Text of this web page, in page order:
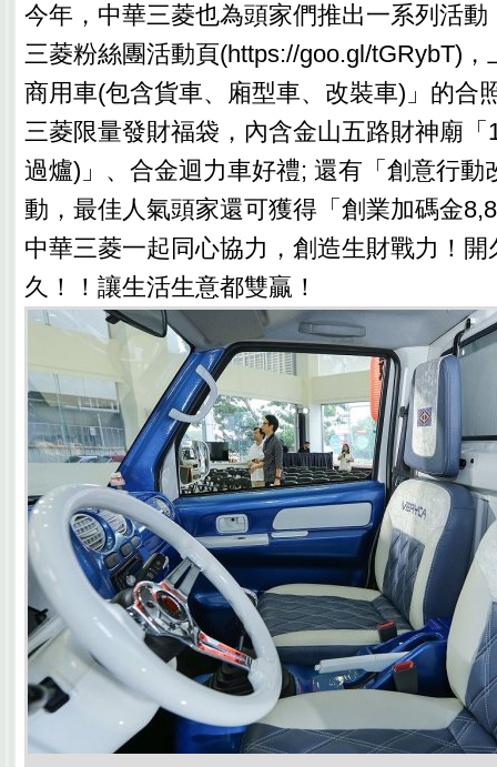
今年，中華三菱也為頭家們推出一系列活
三菱粉絲團活動頁(https://goo.gl/tGRybT)
商用車(包含貨車、廂型車、改裝車)」的合
三菱限量發財福袋，內含金山五路財神廟「
過爐)」、合金迴力車好禮; 還有「創意行動
動，最佳人氣頭家還可獲得「創業加碼金
中華三菱一起同心協力，創造生財戰力！
久！！讓生活生意都雙贏！